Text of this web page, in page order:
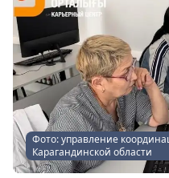
Фото: управление
Карагандинской области